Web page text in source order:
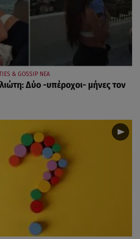
& GOSSIP ΝΕΑ
Δύο -υπέροχοι- μήνες τον